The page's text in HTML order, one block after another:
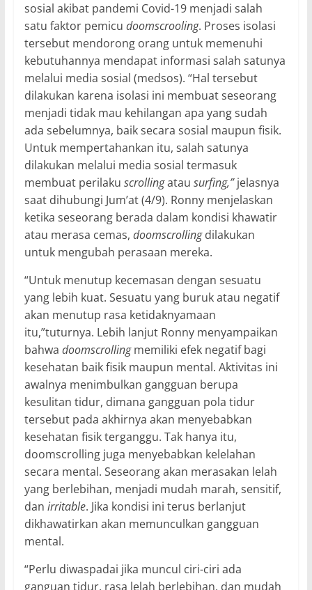
sosial akibat pandemi Covid-19 menjadi salah
satu faktor pemicu doomscrooling. Proses isolasi
tersebut mendorong orang untuk memenuhi
kebutuhannya mendapat informasi salah satunya
melalui media sosial (medsos). “Hal tersebut
dilakukan karena isolasi ini membuat seseorang
menjadi tidak mau kehilangan apa yang sudah
ada sebelumnya, baik secara sosial maupun fisik.
Untuk mempertahankan itu, salah satunya
dilakukan melalui media sosial termasuk
membuat perilaku scrollingatau surfing,”jelasnya
saat dihubungi Jum’at (4/9). Ronny menjelaskan
ketika seseorang berada dalam kondisi khawatir
atau merasa cemas, doomscrollingdilakukan
untuk mengubah perasaan mereka.
“Untuk menutup kecemasan dengan sesuatu
yang lebih kuat. Sesuatu yang buruk atau negatif
akan menutup rasa ketidaknyamaan
itu,”tuturnya. Lebih lanjut Ronny menyampaikan
bahwa doomscrollingmemiliki efek negatif bagi
kesehatan baik fisik maupun mental. Aktivitas ini
awalnya menimbulkan gangguan berupa
kesulitan tidur, dimana gangguan pola tidur
tersebut pada akhirnya akan menyebabkan
kesehatan fisik terganggu. Tak hanya itu,
doomscrolling juga menyebabkan kelelahan
secara mental. Seseorang akan merasakan lelah
yang berlebihan, menjadi mudah marah, sensitif,
dan irritable. Jika kondisi ini terus berlanjut
dikhawatirkan akan memunculkan gangguan
mental.
“Perlu diwaspadai jika muncul ciri-ciri ada
ganguan tidur, rasa lelah berlebihan, dan mudah